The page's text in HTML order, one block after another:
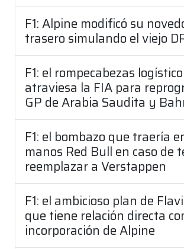
F1: Alpine modificó su
trasero simulando el viejo
F1: el rompecabezas
atraviesa la FIA para
GP de Arabia Saudita y
F1: el bombazo que traería
manos Red Bull en caso de
reemplazar a Verstappen
F1: el ambicioso plan de
que tiene relación directa
incorporación de Alpine